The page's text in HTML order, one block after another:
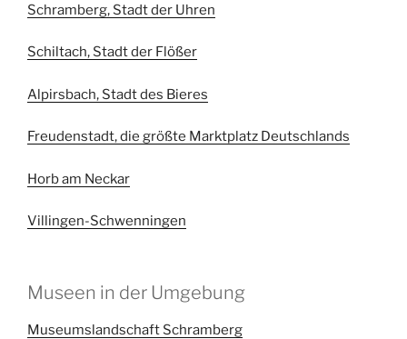
Schramberg, Stadt der Uhren
Schiltach, Stadt der Flößer
Alpirsbach, Stadt des Bieres
Freudenstadt, die größte Marktplatz Deutschlands
Horb am Neckar
Villingen-Schwenningen
Museen in der Umgebung
Museumslandschaft Schramberg